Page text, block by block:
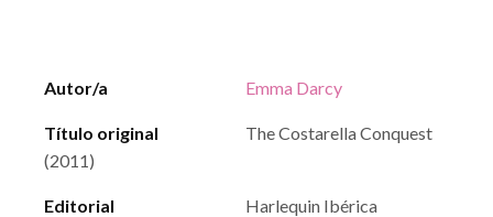
Autor/a Emma Darcy
Título original
The Costarella Conquest
(2011)
Editorial Harlequin Ibérica